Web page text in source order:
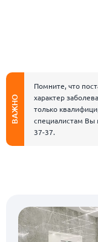
ВАЖНО
Помните, что
характер
только
специалистам Вы
37-37.